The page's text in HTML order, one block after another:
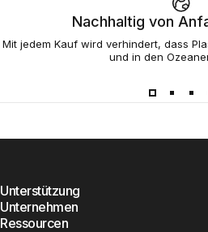
Nachhaltig von
Mit jedem Kauf wird verhindert, dass
und in den
Unterstützung
Unternehmen
Ressourcen